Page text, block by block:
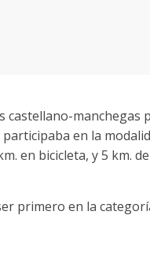
manchegas
en la
en bicicleta, y 5 km.
primero en la